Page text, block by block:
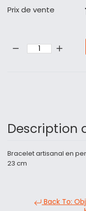
Prix ​​de vente
Description
Bracelet artisanal en
23 cm
Back To: